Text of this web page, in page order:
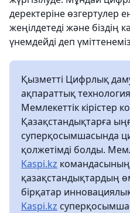
деректеріне өзгертулер
жеңілдетеді және біздің
үнемдейді деп
Қызметті Цифрлық
ақпараттық
Мемлекеттік кірістер
Қазақстандықтарға
суперқосымшасында
қолжетімді болды.
Kaspi.kz командасының
қазақстандықтардың
бірқатар инновациялық
Kaspi.kz